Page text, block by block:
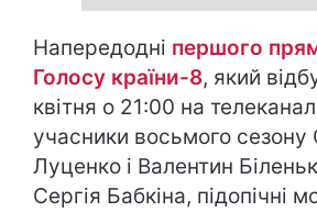
Напередодні першого
Голосу країни-8, який
квітня о 21:00 на
учасники восьмого сезону
Луценко і Валентин
Сергія Бабкіна, підопічні